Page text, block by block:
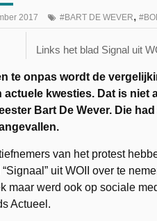
2017 BART DE WEVER,
Links het blad Signal uit
te onpas wordt de
actuele kwesties. Dat is
Bart De Wever. Die
van het protest
uit WOII over te
maar werd ook op sociale
Actueel.